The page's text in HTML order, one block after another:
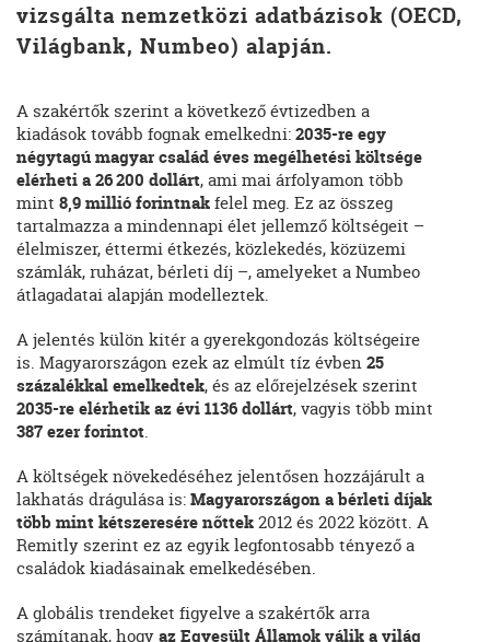
vizsgálta nemzetközi adatbázisok (OECD,
Világbank, Numbeo) alapján.
A szakértők szerint a következő évtizedben a
kiadások tovább fognak emelkedni:2035-re egy
négytagú magyar család éves megélhetési költsége
elérheti a 26 200 dollárt, ami mai árfolyamon több
mint 8,9 millió forintnakfelel meg. Ez az összeg
tartalmazza a mindennapi élet jellemző költségeit –
élelmiszer, éttermi étkezés, közlekedés, közüzemi
számlák, ruházat, bérleti díj –, amelyeket a Numbeo
átlagadatai alapján modelleztek.
A jelentés külön kitér a gyerekgondozás költségeire
is. Magyarországon ezek az elmúlt tíz évben25
százalékkal emelkedtek, és az előrejelzések szerint
2035-re elérhetik az évi 1136 dollárt, vagyis több mint
387 ezer forintot.
A költségek növekedéséhez jelentősen hozzájárult a
lakhatás drágulása is:Magyarországon a bérleti díjak
több mint kétszeresére nőttek2012 és 2022 között. A
Remitly szerint ez az egyik legfontosabb tényező a
családok kiadásainak emelkedésében.
A globális trendeket figyelve a szakértők arra
számítanak, hogyaz Egyesült Államok válik a világ